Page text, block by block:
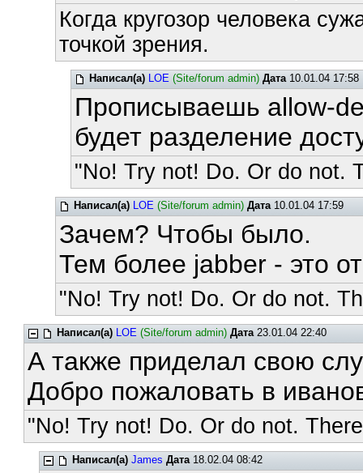
Когда кругозор человека
точкой зрения.
Написал(а) LOE (Site/forum admin) Дата10.01.04 17:58
Прописываешь allow-
будет разделение
"No! Try not! Do. Or do not.
Написал(а) LOE (Site/forum admin) Дата10.01.04 17:59
Зачем? Чтобы было.
Тем более jabber - это
"No! Try not! Do. Or do not.
Написал(а) LOE (Site/forum admin) Дата23.01.04 22:40
А также приделал свою
Добро пожаловать в
"No! Try not! Do. Or do not.
Написал(а) James Дата18.02.04 08:42